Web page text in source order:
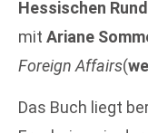
Hessischen
mit Ariane
Foreign Affairs(
Das Buch liegt